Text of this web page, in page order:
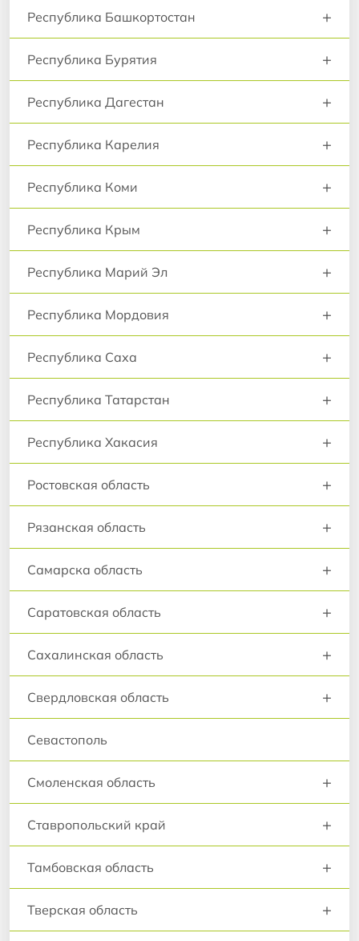
Республика Башкортостан +
Республика Бурятия +
Республика Дагестан +
Республика Карелия +
Республика Коми +
Республика Крым +
Республика Марий Эл +
Республика Мордовия +
Республика Саха +
Республика Татарстан +
Республика Хакасия +
Ростовская область +
Рязанская область +
Самарска область +
Саратовская область +
Сахалинская область +
Свердловская область +
Севастополь
Смоленская область +
Ставропольский край +
Тамбовская область +
Тверская область +